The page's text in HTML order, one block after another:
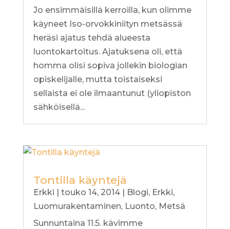
Jo ensimmäisillä kerroilla, kun olimme
käyneet Iso-orvokkiniityn metsässä
heräsi ajatus tehdä alueesta
luontokartoitus. Ajatuksena oli, että
homma olisi sopiva jollekin biologian
opiskelijalle, mutta toistaiseksi
sellaista ei ole ilmaantunut (yliopiston
sähköisellä...
Tontilla käyntejä
Erkki | touko 14, 2014| Blogi, Erkki,
Luomurakentaminen, Luonto, Metsä
Sunnuntaina 11.5. kävimme